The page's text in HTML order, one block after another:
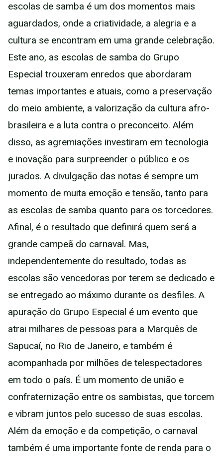
escolas de samba é um dos momentos mais
aguardados, onde a criatividade, a alegria e a
cultura se encontram em uma grande celebração.
Este ano, as escolas de samba do Grupo
Especial trouxeram enredos que abordaram
temas importantes e atuais, como a preservação
do meio ambiente, a valorização da cultura afro-
brasileira e a luta contra o preconceito. Além
disso, as agremiações investiram em tecnologia
e inovação para surpreender o público e os
jurados. A divulgação das notas é sempre um
momento de muita emoção e tensão, tanto para
as escolas de samba quanto para os torcedores.
Afinal, é o resultado que definirá quem será a
grande campeã do carnaval. Mas,
independentemente do resultado, todas as
escolas são vencedoras por terem se dedicado e
se entregado ao máximo durante os desfiles. A
apuração do Grupo Especial é um evento que
atrai milhares de pessoas para a Marquês de
Sapucaí, no Rio de Janeiro, e também é
acompanhada por milhões de telespectadores
em todo o país. É um momento de união e
confraternização entre os sambistas, que torcem
e vibram juntos pelo sucesso de suas escolas.
Além da emoção e da competição, o carnaval
também é uma importante fonte de renda para o